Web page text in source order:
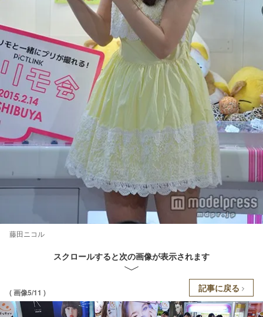
藤田ニコル
スクロールすると次の画像が表示されます
( 画像5/11 ) 記事に戻る